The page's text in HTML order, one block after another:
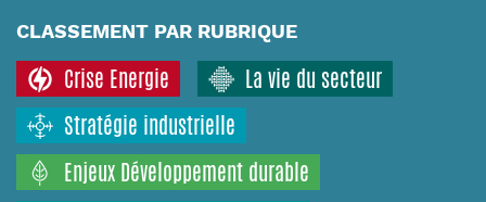
CLASSEMENT PAR RUBRIQUE
Crise Energie
La vie du secteur
Stratégie industrielle
Enjeux Développement durable